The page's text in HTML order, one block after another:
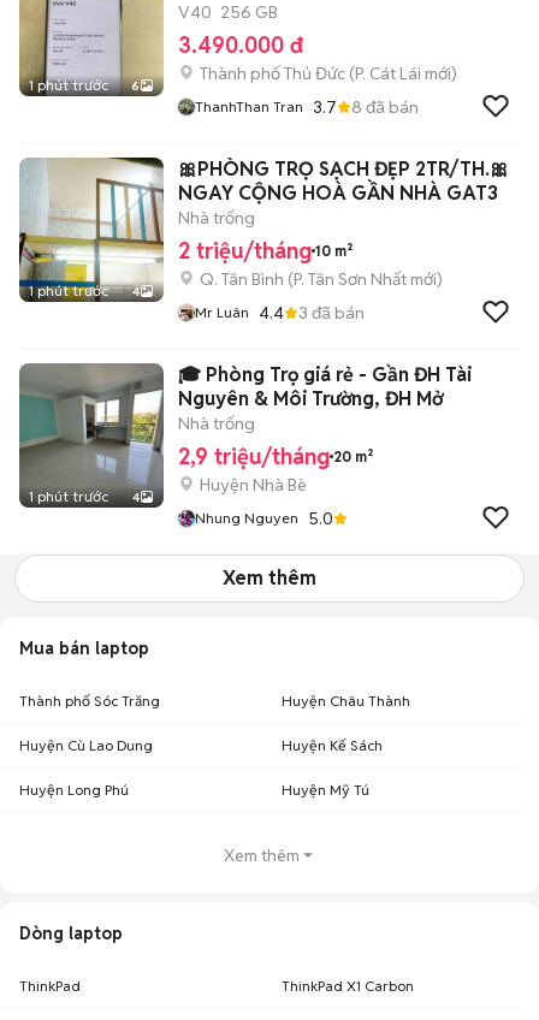
1 phút trước 6
V40 256 GB
3.490.000 đ
Thành phố Thủ Đức (P. Cát Lái mới)
ThanhThan Tran 3.7 8 đã bán
1 phút trước 4
🎀PHÒNG TRỌ SẠCH ĐẸP 2TR/TH.🎀
NGAY CỘNG HOÀ GẦN NHÀ GAT3
Nhà trống
2 triệu/tháng 10 m²
Q. Tân Bình (P. Tân Sơn Nhất mới)
Mr Luân 4.4 3 đã bán
1 phút trước 4
🎓 Phòng Trọ giá rẻ - Gần ĐH Tài
Nguyên & Môi Trường, ĐH Mở
Nhà trống
2,9 triệu/tháng 20 m²
Huyện Nhà Bè
Nhung Nguyen 5.0
Xem thêm
Mua bán laptop
Thành phố Sóc Trăng Huyện Châu Thành
Huyện Cù Lao Dung Huyện Kế Sách
Huyện Long Phú Huyện Mỹ Tú
Xem thêm
Dòng laptop
ThinkPad ThinkPad X1 Carbon